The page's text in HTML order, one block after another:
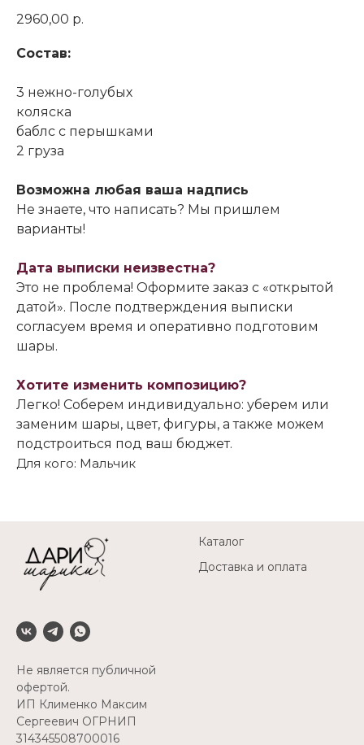
2960,00 р.
Состав:
3 нежно-голубых
коляска
баблс с перышками
2 груза
Возможна любая ваша надпись
Не знаете, что написать? Мы пришлем
варианты!
Дата выписки неизвестна?
Это не проблема! Оформите заказ с «открытой
датой». После подтверждения выписки
согласуем время и оперативно подготовим
шары.
Хотите изменить композицию?
Легко! Соберем индивидуально: уберем или
заменим шары, цвет, фигуры, а также можем
подстроиться под ваш бюджет.
Для кого: Мальчик
Не является публичной
офертой.
ИП Клименко Максим
Сергеевич ОГРНИП
314345508700016
Каталог
Доставка и оплата